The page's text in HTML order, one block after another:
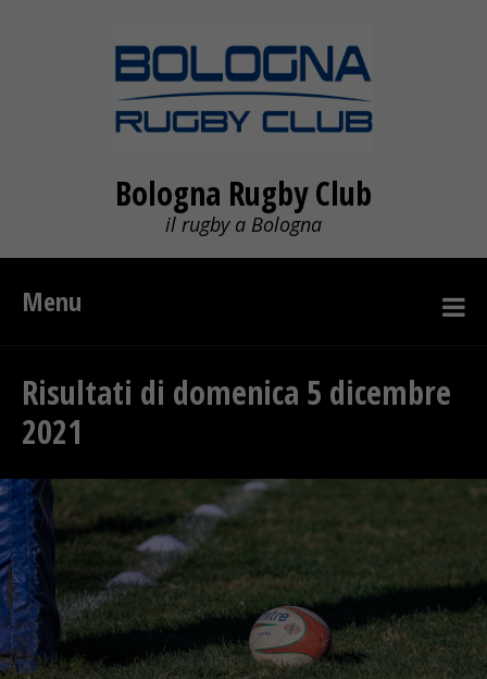
Bologna Rugby Club
il rugby a Bologna
Menu
Risultati di domenica 5 dicembre
2021